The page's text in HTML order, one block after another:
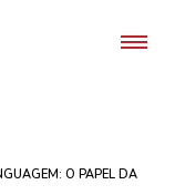
O PAPEL DA